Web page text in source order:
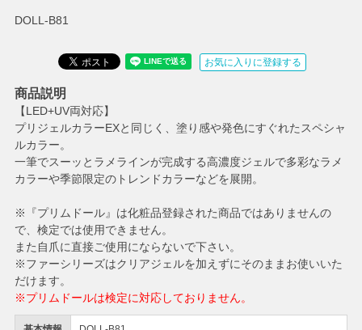
DOLL-B81
お気に入りに登録する
商品説明
【LED+UV両対応】
プリジェルカラーEXと同じく、塗り感や発色にすぐれたスペシャ
ルカラー。
一筆でスーッとラメラインが完成する高濃度ジェルで多彩なラメ
カラーや季節限定のトレンドカラーなどを展開。
※『プリムドール』は化粧品登録された商品ではありませんの
で、検定では使用できません。
また自爪に直接ご使用にならないで下さい。
※ファーシリーズはクリアジェルを加えずにそのままお使いいた
だけます。
※プリムドールは検定に対応しておりません。